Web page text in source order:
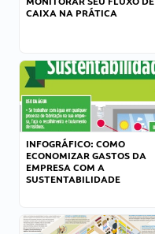
CAIXA NA PRÁTICA
INFOGRÁFICO: COMO
ECONOMIZAR GASTOS DA
EMPRESA COM A
SUSTENTABILIDADE